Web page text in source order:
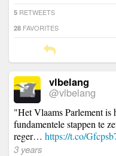
5 RETWEETS
28 FAVORITES
vlbelang
@vlbelang
"Het Vlaams Parlement is
fundamentele stappen te
reger… https://t.co/
3 years